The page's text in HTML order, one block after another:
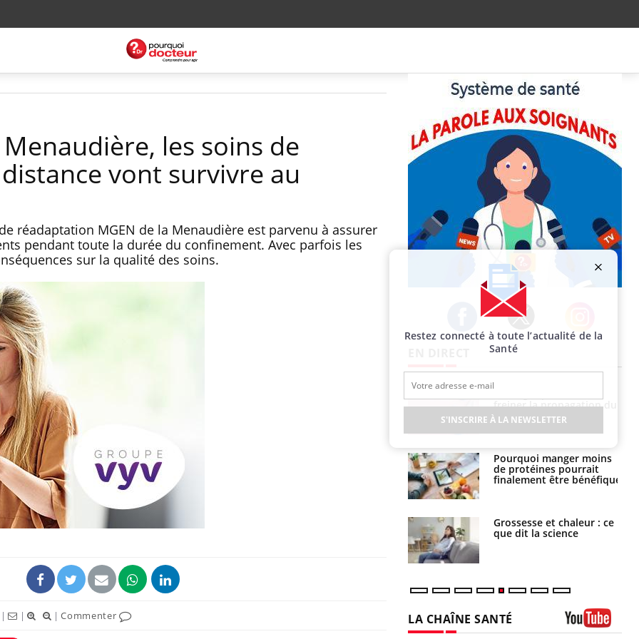
les soins de
vont survivre au
réadaptation MGEN de la Menaudière est parvenu à assurer
pendant toute la durée du confinement. Avec parfois les
sur la qualité des soins.
| | |Commenter
Facebook Twitter Instagram
protègent-ils aussi les os
?
Cytomégalovirus : ce qui
change dans la prise en
charge des femmes
enceintes
de dormir la nuit ?
tous les jours se profile-t- freiner la propagation du
cancer ?
Pourquoi manger moins
de protéines pourrait
finalement être bénéfique
Grossesse et chaleur : ce
que dit la science
Restez connecté à toute l’actualité de la
Santé
S'INSCRIRE À LA NEWSLETTER